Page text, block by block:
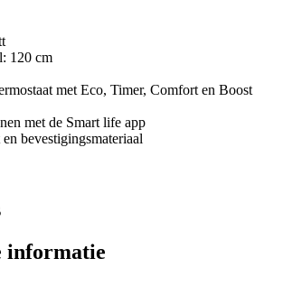
120 cm
met Eco, Timer, Comfort en Boost
met de Smart life app
bevestigingsmateriaal
informatie